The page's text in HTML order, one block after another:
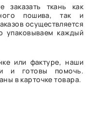
ткань как
пошива, так и
осуществляется
упаковываем каждый
или фактуре, наши
и готовы помочь.
в карточке товара.